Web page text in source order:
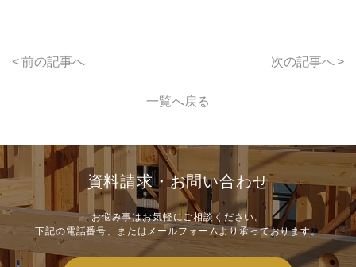
前の記事へ
一覧へ戻る
次の記事へ
資料請求・お問い合わせ
お悩み事はお気軽にご相談ください。
下記の電話番号、
またはメールフォームより承っております。